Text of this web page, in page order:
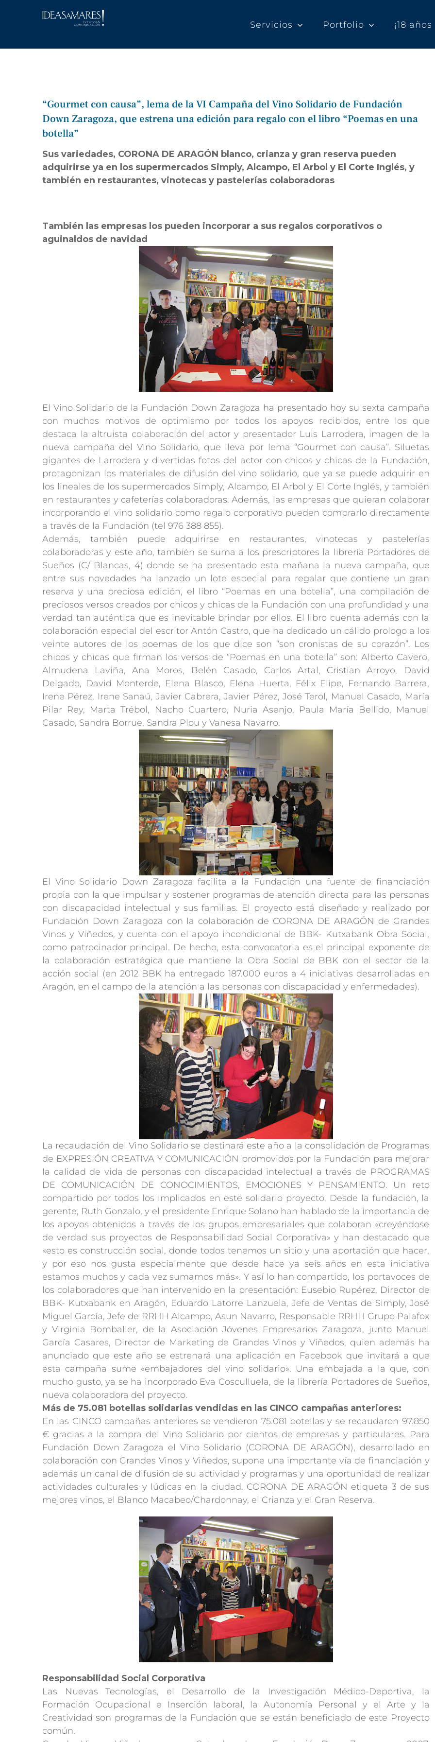
Servicios Portfolio ¡18
“Gourmet con causa”, lema de la VI Campaña del Vino Solidario de Fundación
Down Zaragoza, que estrena una edición para regalo con el libro “Poemas en una
botella”
Sus variedades, CORONA DE ARAGÓN blanco, crianza y gran reserva pueden
adquirirse ya en los supermercados Simply, Alcampo, El Arbol y El Corte Inglés, y
también en restaurantes, vinotecas y pastelerías colaboradoras
También las empresas los pueden incorporar a sus regalos corporativos o
aguinaldos de navidad
El Vino Solidario de la Fundación Down Zaragoza ha presentado hoy su sexta campaña
con muchos motivos de optimismo por todos los apoyos recibidos, entre los que
destaca la altruista colaboración del actor y presentador Luis Larrodera, imagen de la
nueva campaña del Vino Solidario, que lleva por lema “Gourmet con causa”. Siluetas
gigantes de Larrodera y divertidas fotos del actor con chicos y chicas de la Fundación,
protagonizan los materiales de difusión del vino solidario, que ya se puede adquirir en
los lineales de los supermercados Simply, Alcampo, El Arbol y El Corte Inglés, y también
en restaurantes y cafeterías colaboradoras. Además, las empresas que quieran colaborar
incorporando el vino solidario como regalo corporativo pueden comprarlo directamente
a través de la Fundación (tel 976 388 855).
Además, también puede adquirirse en restaurantes, vinotecas y pastelerías
colaboradoras y este año, también se suma a los prescriptores la librería Portadores de
Sueños (C/ Blancas, 4) donde se ha presentado esta mañana la nueva campaña, que
entre sus novedades ha lanzado un lote especial para regalar que contiene un gran
reserva y una preciosa edición, el libro “Poemas en una botella”, una compilación de
preciosos versos creados por chicos y chicas de la Fundación con una profundidad y una
verdad tan auténtica que es inevitable brindar por ellos. El libro cuenta además con la
colaboración especial del escritor Antón Castro, que ha dedicado un cálido prologo a los
veinte autores de los poemas de los que dice son “son cronistas de su corazón”. Los
chicos y chicas que firman los versos de “Poemas en una botella” son: Alberto Cavero,
Almudena Laviña, Ana Moros, Belén Casado, Carlos Artal, Cristian Arroyo, David
Delgado, David Monterde, Elena Blasco, Elena Huerta, Félix Elipe, Fernando Barrera,
Irene Pérez, Irene Sanaú, Javier Cabrera, Javier Pérez, José Terol, Manuel Casado, María
Pilar Rey, Marta Trébol, Nacho Cuartero, Nuria Asenjo, Paula María Bellido, Manuel
Casado, Sandra Borrue, Sandra Plou y Vanesa Navarro.
El Vino Solidario Down Zaragoza facilita a la Fundación una fuente de financiación
propia con la que impulsar y sostener programas de atención directa para las personas
con discapacidad intelectual y sus familias. El proyecto está diseñado y realizado por
Fundación Down Zaragoza con la colaboración de CORONA DE ARAGÓN de Grandes
Vinos y Viñedos, y cuenta con el apoyo incondicional de BBK- Kutxabank Obra Social,
como patrocinador principal. De hecho, esta convocatoria es el principal exponente de
la colaboración estratégica que mantiene la Obra Social de BBK con el sector de la
acción social (en 2012 BBK ha entregado 187.000 euros a 4 iniciativas desarrolladas en
Aragón, en el campo de la atención a las personas con discapacidad y enfermedades).
La recaudación del Vino Solidario se destinará este año a la consolidación de Programas
de EXPRESIÓN CREATIVA Y COMUNICACIÓN promovidos por la Fundación para mejorar
la calidad de vida de personas con discapacidad intelectual a través de PROGRAMAS
DE COMUNICACIÓN DE CONOCIMIENTOS, EMOCIONES Y PENSAMIENTO. Un reto
compartido por todos los implicados en este solidario proyecto. Desde la fundación, la
gerente, Ruth Gonzalo, y el presidente Enrique Solano han hablado de la importancia de
los apoyos obtenidos a través de los grupos empresariales que colaboran «creyéndose
de verdad sus proyectos de Responsabilidad Social Corporativa» y han destacado que
«esto es construcción social, donde todos tenemos un sitio y una aportación que hacer,
y por eso nos gusta especialmente que desde hace ya seis años en esta iniciativa
estamos muchos y cada vez sumamos más». Y así lo han compartido, los portavoces de
los colaboradores que han intervenido en la presentación: Eusebio Rupérez, Director de
BBK- Kutxabank en Aragón, Eduardo Latorre Lanzuela, Jefe de Ventas de Simply, José
Miguel García, Jefe de RRHH Alcampo, Asun Navarro, Responsable RRHH Grupo Palafox
y Virginia Bombalier, de la Asociación Jóvenes Empresarios Zaragoza, junto Manuel
García Casares, Director de Marketing de Grandes Vinos y Viñedos, quien además ha
anunciado que este año se estrenará una aplicación en Facebook que invitará a que
esta campaña sume «embajadores del vino solidario». Una embajada a la que, con
mucho gusto, ya se ha incorporado Eva Cosculluela, de la librería Portadores de Sueños,
nueva colaboradora del proyecto.
Más de 75.081 botellas solidarias vendidas en las CINCO campañas anteriores:
En las CINCO campañas anteriores se vendieron 75.081 botellas y se recaudaron 97.850
€ gracias a la compra del Vino Solidario por cientos de empresas y particulares. Para
Fundación Down Zaragoza el Vino Solidario (CORONA DE ARAGÓN), desarrollado en
colaboración con Grandes Vinos y Viñedos, supone una importante vía de financiación y
además un canal de difusión de su actividad y programas y una oportunidad de realizar
actividades culturales y lúdicas en la ciudad. CORONA DE ARAGÓN etiqueta 3 de sus
mejores vinos, el Blanco Macabeo/Chardonnay, el Crianza y el Gran Reserva.
Responsabilidad Social Corporativa
Las Nuevas Tecnologías, el Desarrollo de la Investigación Médico-Deportiva, la
Formación Ocupacional e Inserción laboral, la Autonomía Personal y el Arte y la
Creatividad son programas de la Fundación que se están beneficiado de este Proyecto
común.